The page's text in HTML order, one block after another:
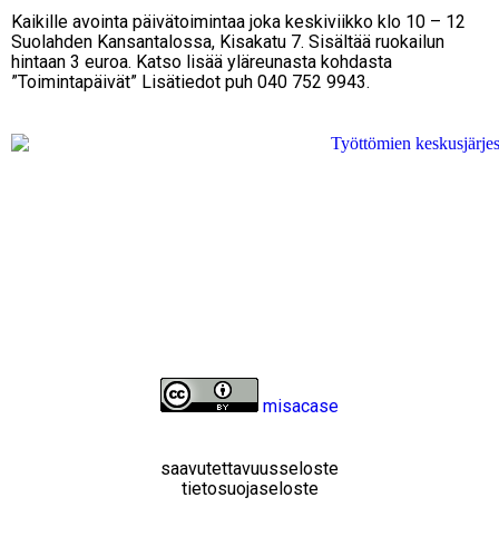
Kaikille avointa päivätoimintaa joka keskiviikko klo 10 – 12
Suolahden Kansantalossa, Kisakatu 7. Sisältää ruokailun
hintaan 3 euroa. Katso lisää yläreunasta kohdasta
”Toimintapäivät” Lisätiedot puh 040 752 9943.
misacase
saavutettavuusseloste
tietosuojaseloste